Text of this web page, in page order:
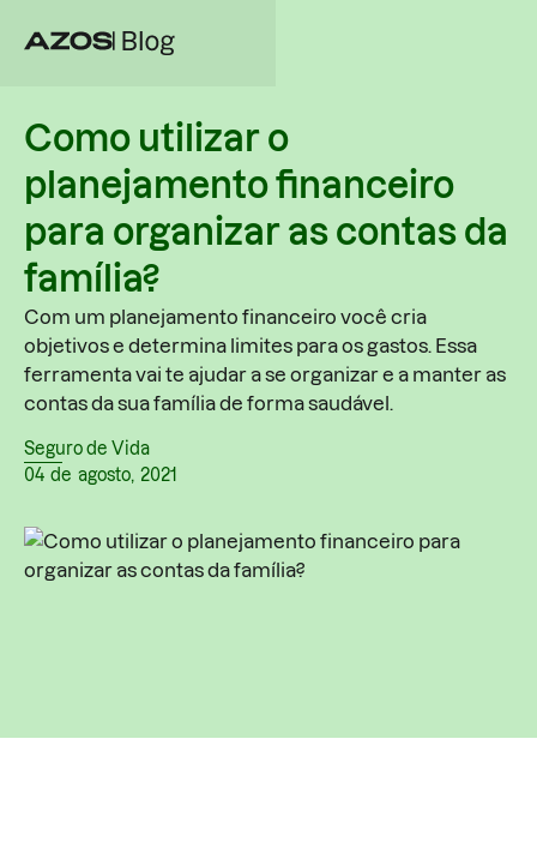
Como utilizar o
planejamento financeiro
para organizar as contas da
família?
Com um planejamento financeiro você cria
objetivos e determina limites para os gastos. Essa
ferramenta vai te ajudar a se organizar e a manter as
contas da sua família de forma saudável.
Seguro de Vida
04 de agosto, 2021